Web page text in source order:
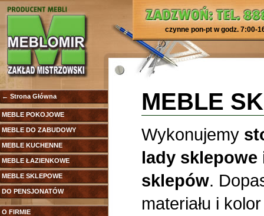
← Strona Główna
MEBLE POKOJOWE
MEBLE DO ZABUDOWY
MEBLE KUCHENNE
MEBLE ŁAZIENKOWE
MEBLE SKLEPOWE
DO PENSJONATÓW
O FIRMIE
MEBLE
Wykonujemy
lady sklepowe
sklepów.
materiału i
czynne pon-pt w godz. 7:00-